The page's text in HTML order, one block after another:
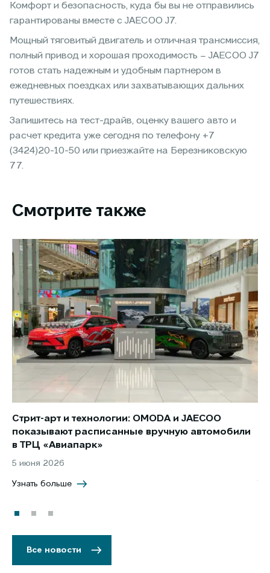
Комфорт и безопасность, куда бы вы не отправились
гарантированы вместе с JAECOO J7.
Мощный тяговитый двигатель и отличная трансмиссия,
полный привод и хорошая проходимость – JAECOO J7
готов стать надежным и удобным партнером в
ежедневных поездках или захватывающих дальних
путешествиях.
Запишитесь на тест-драйв, оценку вашего авто и
расчет кредита уже сегодня по телефону +7
(3424)20-10-50 или приезжайте на Березниковскую
77.
Смотрите также
Стрит-арт и технологии: OMODA и JAECOO
показывают расписанные вручную автомобили
в ТРЦ «Авиапарк»
5 июня 2026
Узнать больше
Все новости